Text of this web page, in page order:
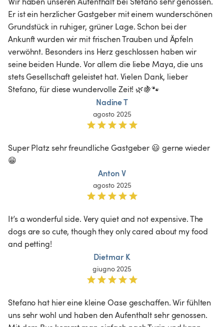
Er ist ein herzlicher Gastgeber mit einem wunderschönen
Grundstück in ruhiger, grüner Lage. Schon bei der
Ankunft wurden wir mit frischen Trauben und Äpfeln
verwöhnt. Besonders ins Herz geschlossen haben wir
seine beiden Hunde. Vor allem die liebe Maya, die uns
stets Gesellschaft geleistet hat. Vielen Dank, lieber
Stefano, für diese wundervolle Zeit! 🌿🍇🐾
Nadine T
agosto 2025
Super Platz sehr freundliche Gastgeber 😃 gerne wieder
😁
Anton V
agosto 2025
It’s a wonderful side. Very quiet and not expensive. The
dogs are so cute, though they only cared about my food
and petting!
Dietmar K
giugno 2025
Stefano hat hier eine kleine Oase geschaffen. Wir fühlten
uns sehr wohl und haben den Aufenthalt sehr genossen.